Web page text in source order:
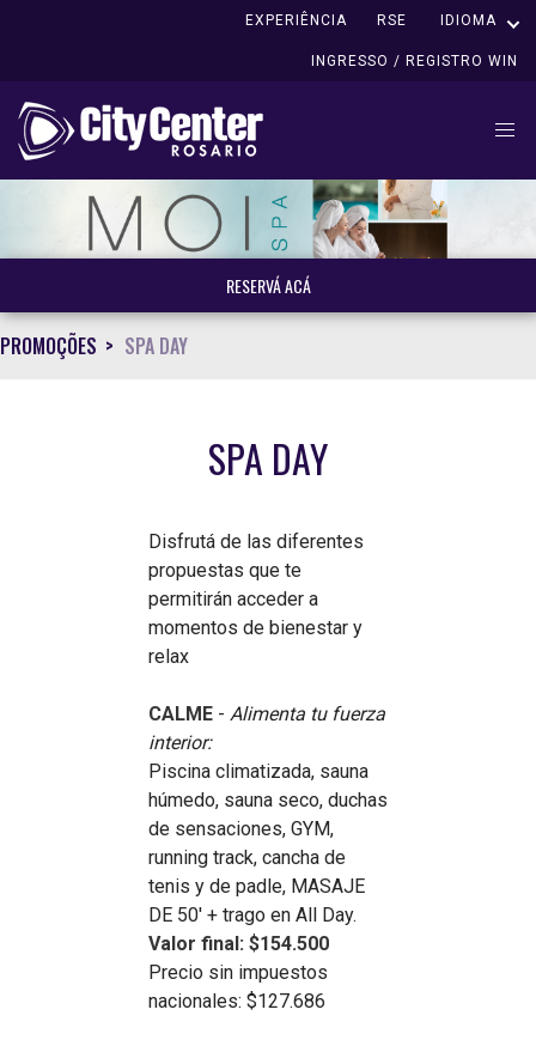
EXPERIÊNCIA RSE IDIOMA
INGRESSO / REGISTRO WIN
RESERVÁ ACÁ
PROMOÇÕES SPA DAY
SPA DAY
Disfrutá de las diferentes
propuestas que te
permitirán acceder a
momentos de bienestar y
relax
CALME - Alimenta tu fuerza
interior:
Piscina climatizada, sauna
húmedo, sauna seco, duchas
de sensaciones, GYM,
running track, cancha de
tenis y de padle, MASAJE
DE 50' + trago en All Day.
Valor final: $154.500
Precio sin impuestos
nacionales: $127.686